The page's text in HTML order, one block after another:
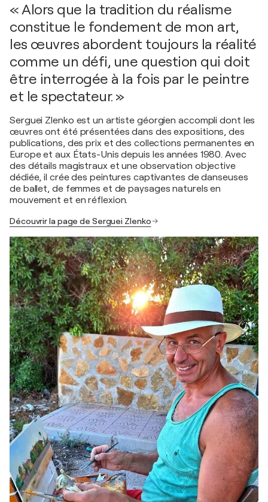
« Alors que la tradition du réalisme
constitue le fondement de mon art,
les œuvres abordent toujours la réalité
comme un défi, une question qui doit
être interrogée à la fois par le peintre
et le spectateur. »
Serguei Zlenko est un artiste géorgien accompli dont les
œuvres ont été présentées dans des expositions, des
publications, des prix et des collections permanentes en
Europe et aux États-Unis depuis les années 1980. Avec
des détails magistraux et une observation objective
dédiée, il crée des peintures captivantes de danseuses
de ballet, de femmes et de paysages naturels en
mouvement et en réflexion.
Découvrir la page de Serguei Zlenko